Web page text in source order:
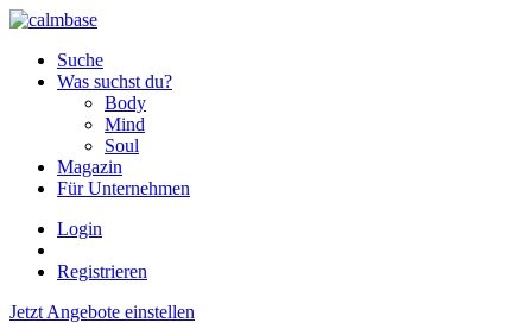
Suche
Was suchst du?
Body
Mind
Soul
Magazin
Für Unternehmen
Login
Registrieren
Jetzt Angebote einstellen